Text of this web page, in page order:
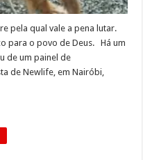
pela qual vale a pena lutar.
para o povo de Deus. Há um
de um painel de
de Newlife, em Nairóbi,